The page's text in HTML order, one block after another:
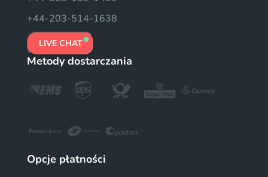
+44-203-514-1638
LIVE CHAT
Metody dostarczania
Opcje płatności